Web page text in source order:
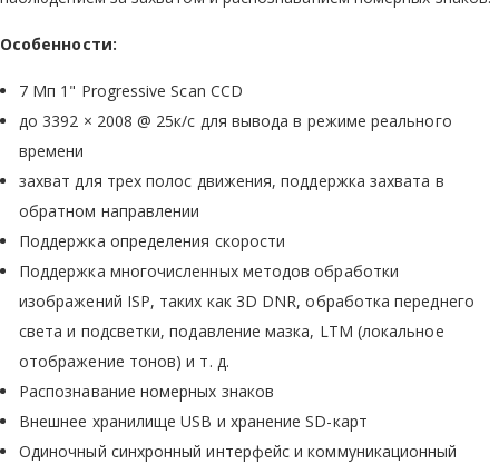
Особенности:
7 Мп 1" Progressive Scan CCD
до 3392 × 2008 @ 25к/с для вывода в режиме реального
времени
захват для трех полос движения, поддержка захвата в
обратном направлении
Поддержка определения скорости
Поддержка многочисленных методов обработки
изображений ISP, таких как 3D DNR, обработка переднего
света и подсветки, подавление мазка, LTM (локальное
отображение тонов) и т. д.
Распознавание номерных знаков
Внешнее хранилище USB и хранение SD-карт
Одиночный синхронный интерфейс и коммуникационный